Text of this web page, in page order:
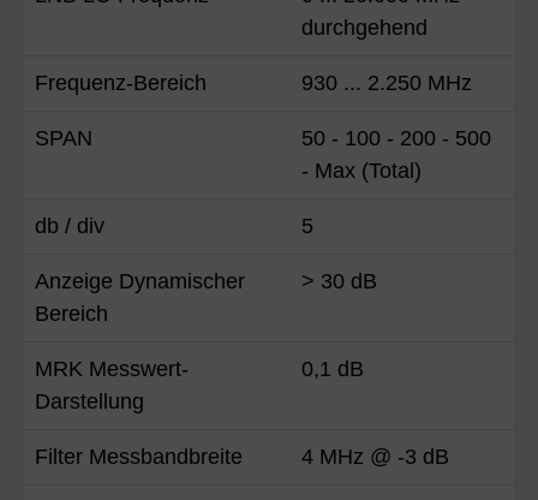
durchgehend
Frequenz-Bereich 930 ... 2.250 MHz
SPAN
50 - 100 - 200 - 500
- Max (Total)
db / div 5
Anzeige Dynamischer
Bereich
> 30 dB
MRK Messwert-
Darstellung
0,1 dB
Filter Messbandbreite 4 MHz @ -3 dB